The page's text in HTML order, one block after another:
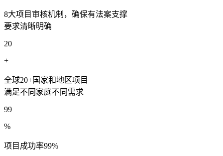
8大项目审核机制，确保有法案支撑
要求清晰明确
20
+
全球20+国家和地区项目
满足不同家庭不同需求
99
%
项目成功率99%